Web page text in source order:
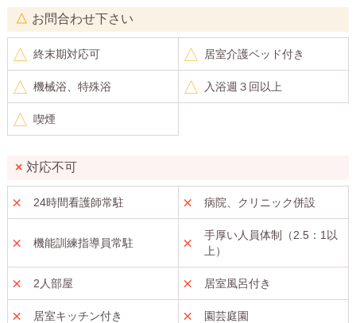
お問合わせ下さい
終末期対応可 居室介護ベッド付き
機械浴、特殊浴 入浴週３回以上
喫煙
対応不可
24時間看護師常駐 病院、クリニック併設
機能訓練指導員常駐
手厚い人員体制（2.5：1以
上）
2人部屋 居室風呂付き
居室キッチン付き 園芸庭園